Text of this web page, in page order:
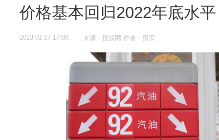
价格基本回归2022年底水平
2023-01-17 17:08 来源：搜狐网 作者：贝贝